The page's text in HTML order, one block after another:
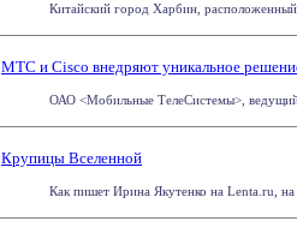
Китайский город Харбин, расположенный
МТС и Cisco внедряют уникальное
ОАО <Мобильные ТелеСистемы>, ведущий
Крупицы Вселенной
Как пишет Ирина Якутенко на Lenta.ru, на